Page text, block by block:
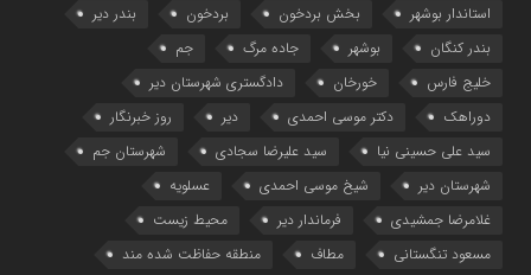
استاندار بوشهر
بخش بردخون بردخون
بندر دیر
بندر کنگان
بوشهر جاده مرگ
جم
خلیج فارس
خورخان
دادگستری شهرستان دیر
دوراهک
دکتر موسی احمدی دیر
روز خبرنگار
سید علی حسینی نیا
سید علیرضا سجادی
شهرستان جم
شهرستان دیر
شیخ موسی احمدی
عسلویه
غلامرضا جمشیدی
فرماندار دیر
محیط زیست
مسعود تنگستانی
مطاف
منطقه حفاظت شده مند